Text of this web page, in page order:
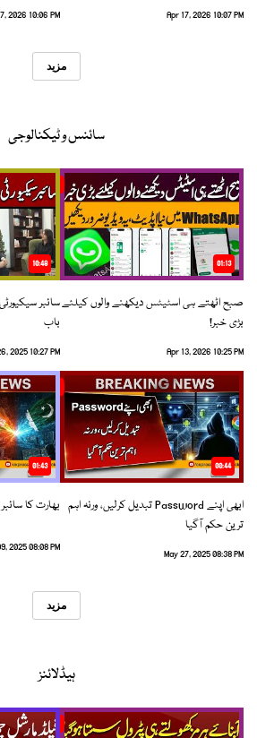
Apr 17, 2026 10:07 PM
2026 10:06 PM
مزید
سائنس و ٹیکنالوجی
01:13
صبح اٹھتے ہی اسٹیٹس دیکھنے والوں کیلئے
بڑی خبر!
Apr 13, 2026 10:25 PM
10:48
سائبر
باب
2025 10:27 PM
00:44
ابھی اپنے Password تبدیل کرلیں، ورنہ اہم
ترین حکم آگیا
May 27, 2025 08:38 PM
01:43
بھارت کا
2025 08:08 PM
مزید
ہیڈلائنز